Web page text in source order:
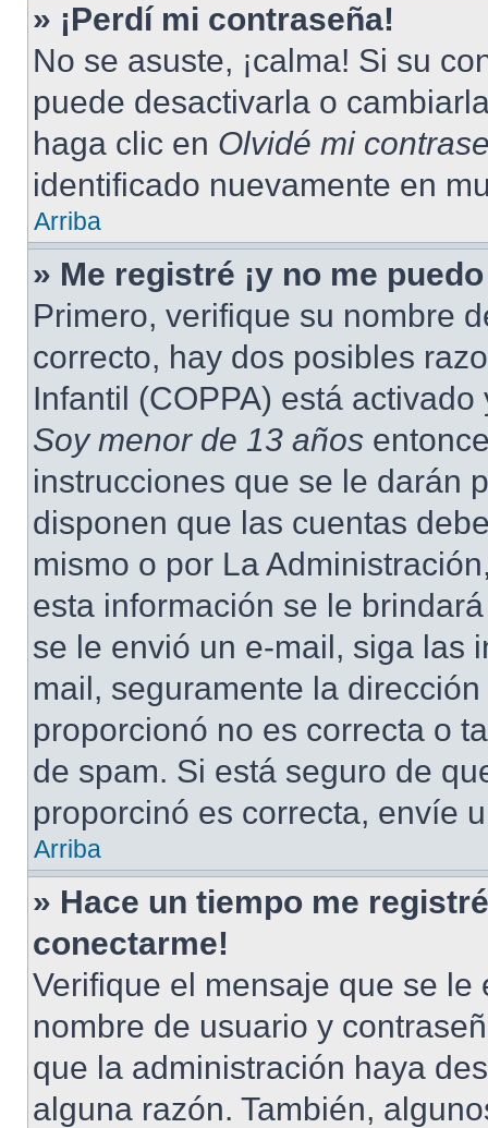
» ¡Perdí mi contraseña!
No se asuste, ¡calma! Si su
puede desactivarla o
haga clic en Olvidé mi
identificado nuevamente en
Arriba
» Me registré ¡y no me
Primero, verifique su nombre
correcto, hay dos posibles
Infantil (COPPA) está
Soy menor de 13 años
instrucciones que se le darán
disponen que las cuentas
mismo o por La
esta información se le
se le envió un e-mail, siga las
mail, seguramente la
proporcionó no es correcta o
de spam. Si está seguro de
proporcinó es correcta, envíe
Arriba
» Hace un tiempo me
conectarme!
Verifique el mensaje que se
nombre de usuario y
que la administración haya
alguna razón. También,